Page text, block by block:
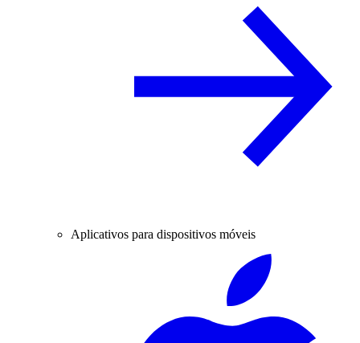
Aplicativos para dispositivos móveis